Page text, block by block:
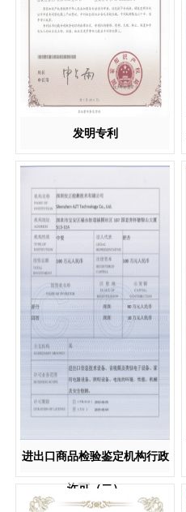
发明专利
进出口商品检验鉴定机构行政
许可（二）